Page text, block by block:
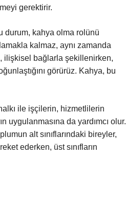
gerektirir.
durum, kahya olma rolünü
kalmaz, aynı zamanda
ilişkisel bağlarla şekillenirken,
görürüz. Kahya, bu
ile işçilerin, hizmetlilerin
da yardımcı olur.
alt sınıflarındaki bireyler,
ederken, üst sınıfların